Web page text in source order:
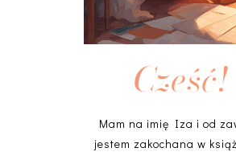
Cześć!
Mam na imię Iza i od
jestem zakochana w